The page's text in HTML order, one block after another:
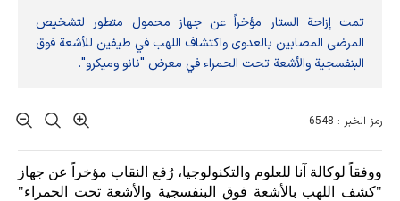
تمت إزاحة الستار مؤخراً عن جهاز محمول متطور لتشخيص
المرضى المصابين بالعدوى واكتشاف اللهب في طيفين للأشعة فوق
البنفسجية والأشعة تحت الحمراء في معرض "نانو وميكرو".
رمز الخبر : 6548
ووفقاً لوكالة آنا للعلوم والتكنولوجيا، رُفع النقاب مؤخراً عن جهاز
"كشف اللهب بالأشعة فوق البنفسجية والأشعة تحت الحمراء"